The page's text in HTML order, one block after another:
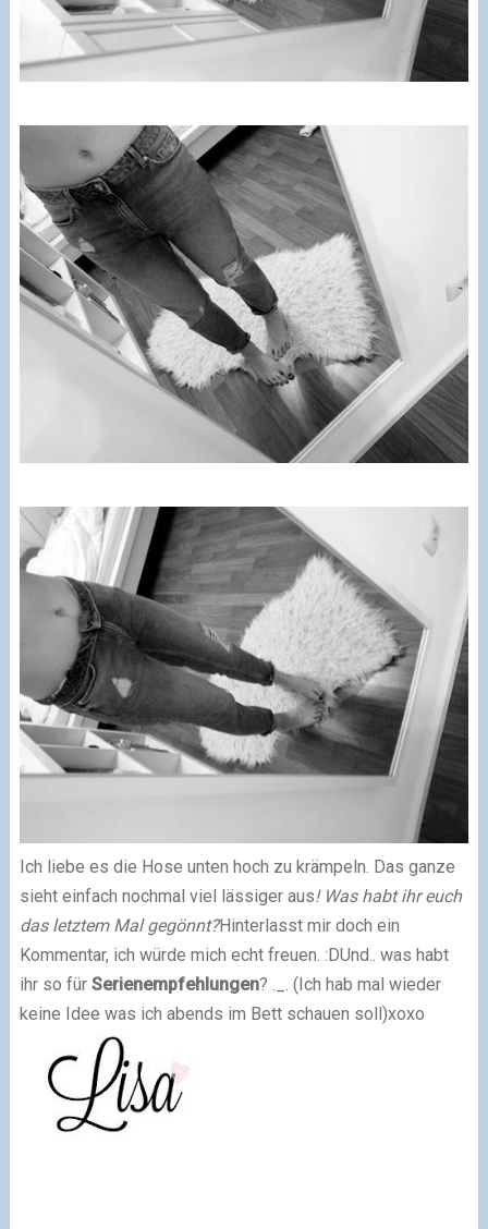
Ich liebe es die Hose unten hoch zu krämpeln. Das ganze
sieht einfach nochmal viel lässiger aus! Was habt ihr euch
das letztem Mal gegönnt?Hinterlasst mir doch ein
Kommentar, ich würde mich echt freuen. :DUnd.. was habt
ihr so für Serienempfehlungen? ._. (Ich hab mal wieder
keine Idee was ich abends im Bett schauen soll)xoxo